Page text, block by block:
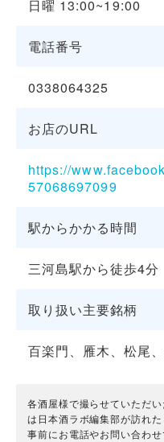
日曜 13:00~19:00
電話番号
0338064325
お店のURL
https://
57068697099
駅からかかる時間
三河島駅から徒歩4分
取り扱い主要銘柄
百楽門、雁木、松尾
各酒屋様で撮らせていただ
は日本酒ラボ編集部が訪れ
事前にお電話やお問い合わせ